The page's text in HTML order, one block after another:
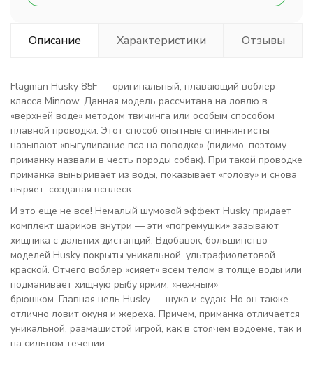
Описание Характеристики Отзывы
Flagman Husky 85F — оригинальный, плавающий воблер
класса Minnow. Данная модель рассчитана на ловлю в
«верхней воде» методом твичинга или особым способом
плавной проводки. Этот способ опытные спиннингисты
называют «выгуливание пса на поводке» (видимо, поэтому
приманку назвали в честь породы собак). При такой проводке
приманка выныривает из воды, показывает «голову» и снова
ныряет, создавая всплеск.
И это еще не все! Немалый шумовой эффект Husky придает
комплект шариков внутри — эти «погремушки» зазывают
хищника с дальних дистанций. Вдобавок, большинство
моделей Husky покрыты уникальной, ультрафиолетовой
краской. Отчего воблер «сияет» всем телом в толще воды или
подманивает хищную рыбу ярким, «нежным»
брюшком. Главная цель Husky — щука и судак. Но он также
отлично ловит окуня и жереха. Причем, приманка отличается
уникальной, размашистой игрой, как в стоячем водоеме, так и
на сильном течении.